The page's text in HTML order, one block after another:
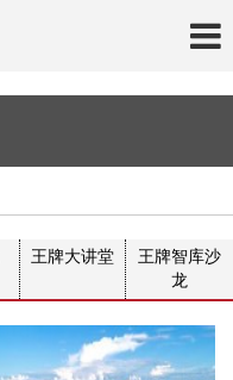
王牌大讲堂
王牌智库沙
龙